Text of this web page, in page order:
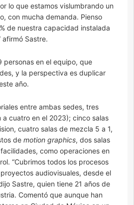
lo que estamos vislumbrando un
con mucha demanda. Pienso
de nuestra capacidad instalada
Sastre.
personas en el equipo, que
y la perspectiva es duplicar
año.
entre ambas sedes, tres
a cuatro en el 2023); cinco salas
cuatro salas de mezcla 5 a 1,
de motion graphics, dos salas
como operaciones en
“Cubrimos todos los procesos
audiovisuales, desde el
Sastre, quien tiene 21 años de
Comentó que aunque han